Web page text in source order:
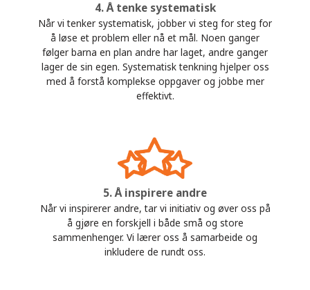
4. Å tenke systematisk
Når vi tenker systematisk, jobber vi steg for steg for
å løse et problem eller nå et mål. Noen ganger
følger barna en plan andre har laget, andre ganger
lager de sin egen. Systematisk tenkning hjelper oss
med å forstå komplekse oppgaver og jobbe mer
effektivt.
5. Å inspirere andre
Når vi inspirerer andre, tar vi initiativ og øver oss på
å gjøre en forskjell i både små og store
sammenhenger. Vi lærer oss å samarbeide og
inkludere de rundt oss.